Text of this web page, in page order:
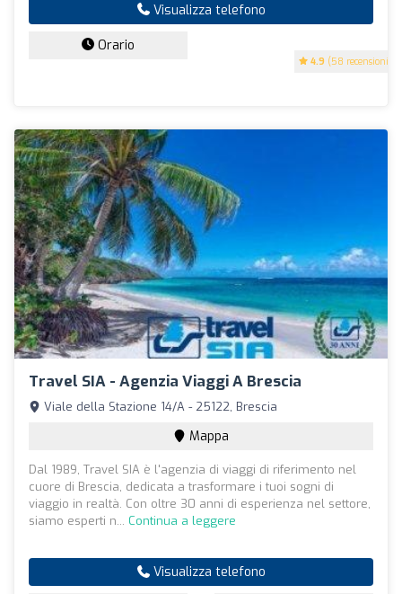
4.9 (58 recensioni)
Visualizza telefono
Orario
Travel SIA - Agenzia Viaggi A Brescia
Viale della Stazione 14/A - 25122, Brescia
Mappa
Dal 1989, Travel SIA è l'agenzia di viaggi di riferimento nel
cuore di Brescia, dedicata a trasformare i tuoi sogni di
viaggio in realtà. Con oltre 30 anni di esperienza nel settore,
siamo esperti n... Continua a leggere
Visualizza telefono